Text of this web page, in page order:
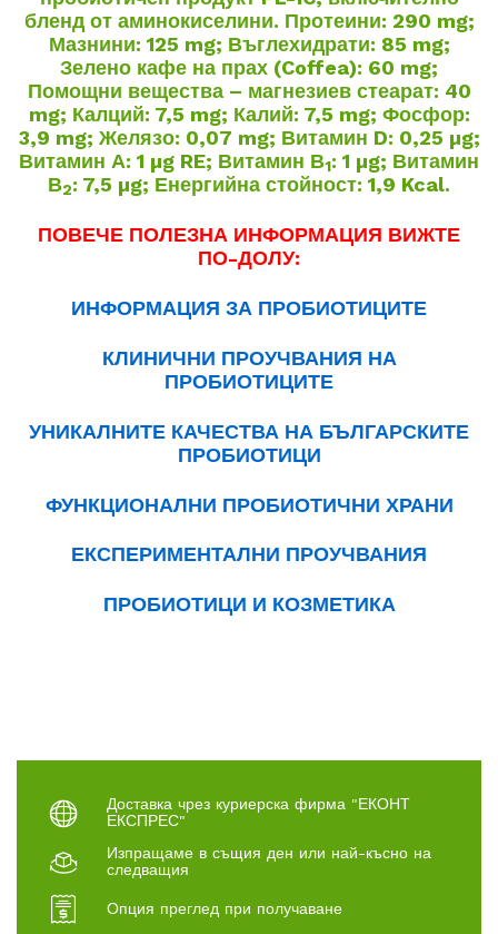
бленд от аминокиселини. Протеини: 290 mg;
Мазнини: 125 mg; Въглехидрати: 85 mg;
Зелено кафе на прах (Coffea): 60 mg;
Помощни вещества – магнезиев стеарат: 40
mg; Калций: 7,5 mg; Калий: 7,5 mg; Фосфор:
3,9 mg; Желязо: 0,07 mg; Витамин D: 0,25 µg;
Витамин А: 1 µg RE; Витамин В1: 1 µg; Витамин
В2: 7,5 µg; Енергийна стойност: 1,9 Kcal.
ПОВЕЧЕ ПОЛЕЗНА ИНФОРМАЦИЯ ВИЖТЕ
ПО-ДОЛУ:
ИНФОРМАЦИЯ ЗА ПРОБИОТИЦИТЕ
КЛИНИЧНИ ПРОУЧВАНИЯ НА
ПРОБИОТИЦИТЕ
УНИКАЛНИТЕ КАЧЕСТВА НА БЪЛГАРСКИТЕ
ПРОБИОТИЦИ
ФУНКЦИОНАЛНИ ПРОБИОТИЧНИ ХРАНИ
ЕКСПЕРИМЕНТАЛНИ ПРОУЧВАНИЯ
ПРОБИОТИЦИ И КОЗМЕТИКА
Доставка чрез куриерска фирма "ЕКОНТ
ЕКСПРЕС"
Изпращаме в същия ден или най-късно на
следващия
Опция преглед при получаване